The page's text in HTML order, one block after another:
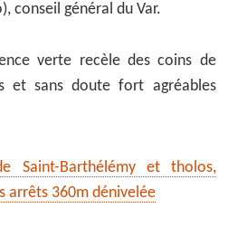
conseil général du Var.
verte recèle des coins de
et sans doute fort agréables
Saint-Barthélémy et tholos,
arrêts 360m dénivelée